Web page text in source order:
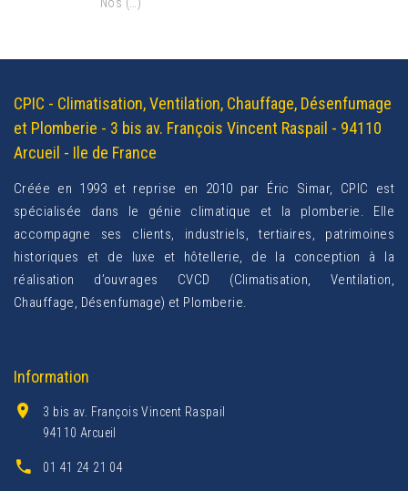
CPIC - Climatisation, Ventilation, Chauffage, Désenfumage
et Plomberie - 3 bis av. François Vincent Raspail - 94110
Arcueil - Ile de France
Créée en 1993 et reprise en 2010 par Éric Simar, CPIC est
spécialisée dans le génie climatique et la plomberie. Elle
accompagne ses clients, industriels, tertiaires, patrimoines
historiques et de luxe et hôtellerie, de la conception à la
réalisation d’ouvrages CVCD (Climatisation, Ventilation,
Chauffage, Désenfumage) et Plomberie.
Information
3 bis av. François Vincent Raspail
94110 Arcueil
01 41 24 21 04